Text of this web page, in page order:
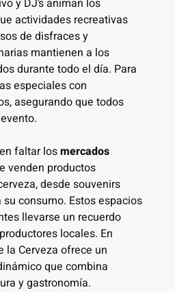
actividades recreativas
de disfraces y
mantienen a los
durante todo el día. Para
especiales con
asegurando que todos
faltar losmercados
venden productos
desde souvenirs
consumo. Estos espacios
llevarse un recuerdo
locales. En
la Cerveza ofrece un
que combina
y gastronomía.